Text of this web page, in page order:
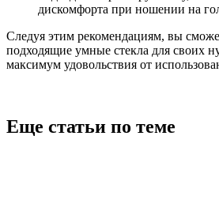
дискомфорта при ношении на
Следуя этим рекомендациям, вы
подходящие умные стекла для своих
максимум удовольствия от
Еще статьи по теме